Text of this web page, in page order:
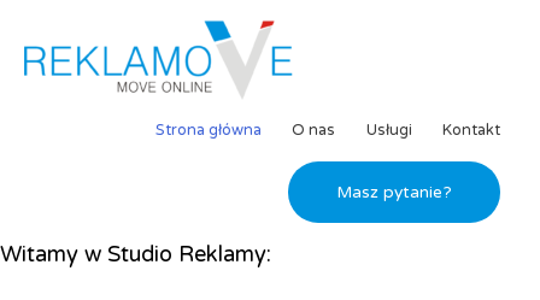
Strona główna O nas Usługi Kontakt
Masz pytanie?
Witamy w Studio Reklamy: